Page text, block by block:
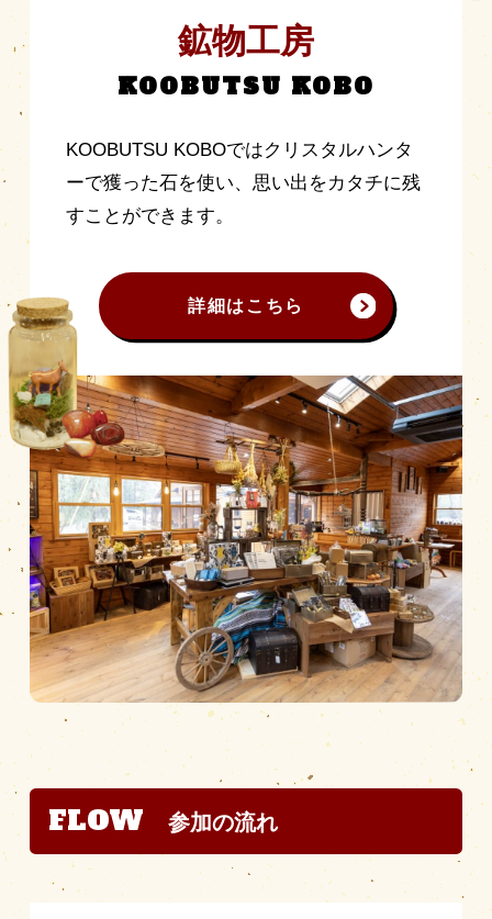
鉱物工房
KOOBUTSU KOBO
KOOBUTSU KOBOではクリスタルハンタ
ーで獲った石を使い、思い出をカタチに残
すことができます。
詳細はこちら
FLOW 参加の流れ